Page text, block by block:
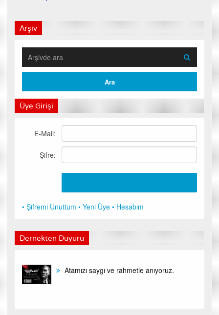
Arşiv
Üye Girişi
E-Mail:
Şifre:
• Şifremi Unuttum • Yeni Üye • Hesabım
Dernekten Duyuru
Atamızı saygı ve rahmetle anıyoruz.